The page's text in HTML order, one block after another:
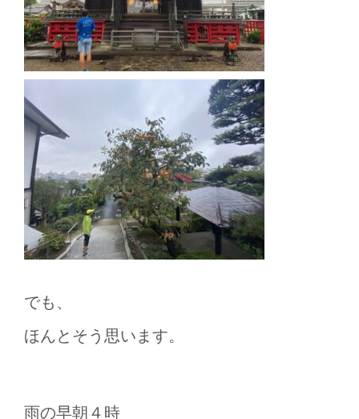
でも、
ほんとそう思います。
雨の早朝４時